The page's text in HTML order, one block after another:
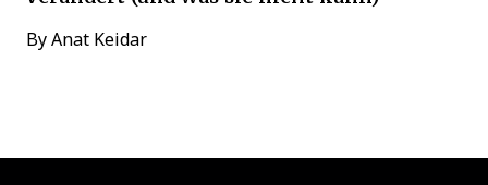
By Anat Keidar